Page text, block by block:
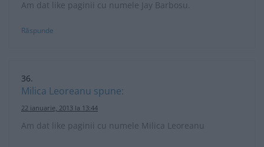
Am dat like paginii cu numele Jay Barbosu.
Răspunde
Milica Leoreanu spune:
22 ianuarie, 2013 la 13:44
Am dat like paginii cu numele Milica Leoreanu